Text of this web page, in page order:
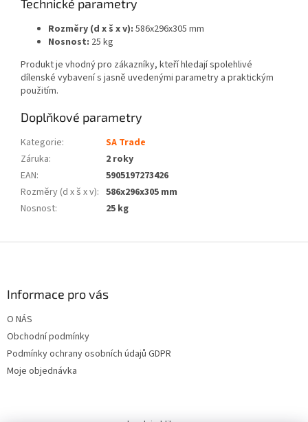
Technické parametry
Rozměry (d x š x v): 586x296x305 mm
Nosnost: 25 kg
Produkt je vhodný pro zákazníky, kteří hledají spolehlivé
dílenské vybavení s jasně uvedenými parametry a praktickým
použitím.
Doplňkové parametry
Kategorie:
SA Trade
Záruka:
2 roky
EAN:
5905197273426
Rozměry (d x š x v): 586x296x305 mm
Nosnost: 25 kg
Informace pro vás
O NÁS
Obchodní podmínky
Podmínky ochrany osobních údajů GDPR
Moje objednávka